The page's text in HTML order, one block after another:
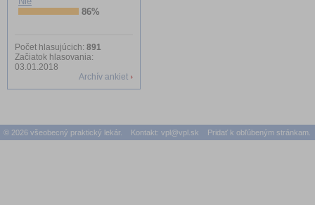
86%
Počet hlasujúcich: 891
Začiatok hlasovania:
03.01.2018
Archív ankiet
© 2026 všeobecný praktický lekár. Kontakt: vpl@vpl.sk Pridať k obľúbeným stránkam.